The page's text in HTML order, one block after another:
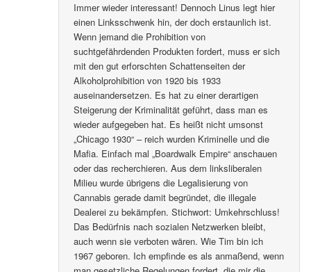
Immer wieder interessant! Dennoch Linus legt hier
einen Linksschwenk hin, der doch erstaunlich ist.
Wenn jemand die Prohibition von
suchtgefährdenden Produkten fordert, muss er sich
mit den gut erforschten Schattenseiten der
Alkoholprohibition von 1920 bis 1933
auseinandersetzen. Es hat zu einer derartigen
Steigerung der Kriminalität geführt, dass man es
wieder aufgegeben hat. Es heißt nicht umsonst
„Chicago 1930“ – reich wurden Kriminelle und die
Mafia. Einfach mal „Boardwalk Empire“ anschauen
oder das recherchieren. Aus dem linksliberalen
Milieu wurde übrigens die Legalisierung von
Cannabis gerade damit begründet, die illegale
Dealerei zu bekämpfen. Stichwort: Umkehrschluss!
Das Bedürfnis nach sozialen Netzwerken bleibt,
auch wenn sie verboten wären. Wie Tim bin ich
1967 geboren. Ich empfinde es als anmaßend, wenn